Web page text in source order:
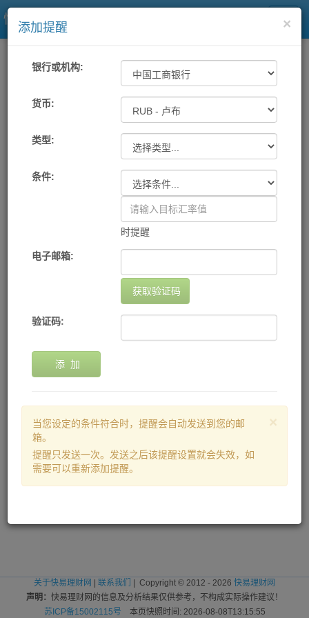
快易理财网
一站式汇率 工具 汇率提醒
各大银行及中国银联汇率提醒
机构 提醒条件 提醒方式 删除
×
添加提醒
银行或机构:
货币:
类型:
条件:
时提醒
电子邮箱:
获取验证码
验证码:
添 加
×
当您设定的条件符合时，提醒会自动发送到您的邮
箱。
提醒只发送一次。发送之后该提醒设置就会失效，如
需要可以重新添加提醒。
关于快易理财网 联系我们 | Copyright © 2012 - 2026 快易理财网
声明： 快易理财网的信息及分析结果仅供参考，不构成实际操作建议！
苏ICP备15002115号 本页快照时间: 2026-08-08T13:15:55